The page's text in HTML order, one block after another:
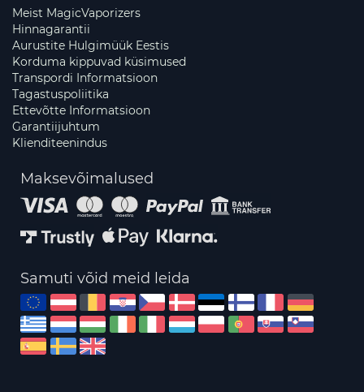
Meist MagicVaporizers
Hinnagarantii
Aurustite Hulgimüük Eestis
Korduma kippuvad küsimused
Transpordi Informatsioon
Tagastuspoliitika
Ettevõtte Informatsioon
Garantiijuhtum
Klienditeenindus
Maksevõimalused
Samuti võid meid leida